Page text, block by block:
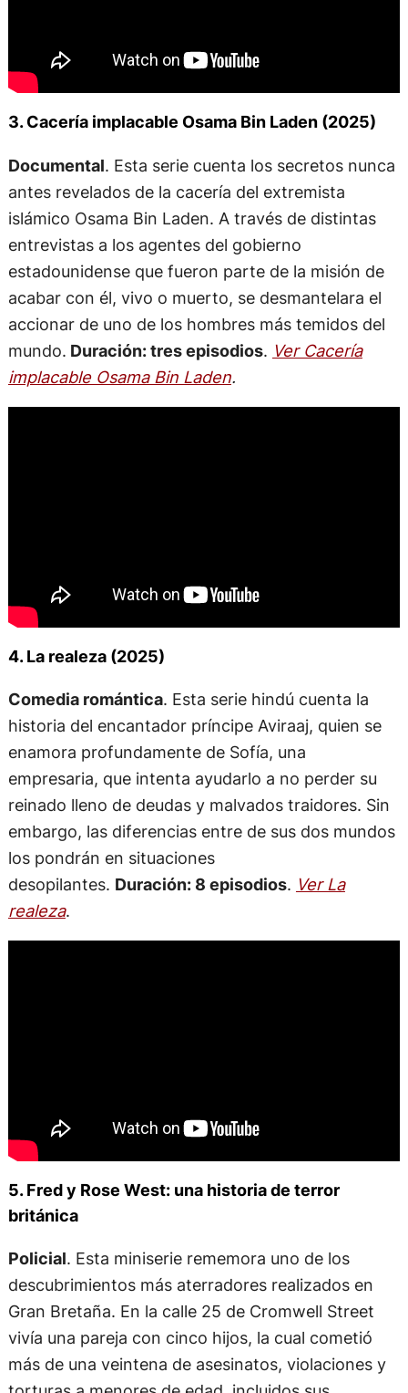
3. Cacería implacable Osama Bin Laden (2025)
Documental. Esta serie cuenta los secretos nunca
antes revelados de la cacería del extremista
islámico Osama Bin Laden. A través de distintas
entrevistas a los agentes del gobierno
estadounidense que fueron parte de la misión de
acabar con él, vivo o muerto, se desmantelara el
accionar de uno de los hombres más temidos del
mundo. Duración: tres episodios. Ver Cacería
implacable Osama Bin Laden.
4. La realeza (2025)
Comedia romántica. Esta serie hindú cuenta la
historia del encantador príncipe Aviraaj, quien se
enamora profundamente de Sofía, una
empresaria, que intenta ayudarlo a no perder su
reinado lleno de deudas y malvados traidores. Sin
embargo, las diferencias entre de sus dos mundos
los pondrán en situaciones
desopilantes. Duración: 8 episodios. Ver La
realeza.
5. Fred y Rose West: una historia de terror
británica
Policial. Esta miniserie rememora uno de los
descubrimientos más aterradores realizados en
Gran Bretaña. En la calle 25 de Cromwell Street
vivía una pareja con cinco hijos, la cual cometió
más de una veintena de asesinatos, violaciones y